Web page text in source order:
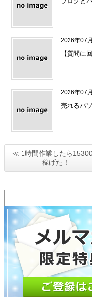
2026年07
【質問に
2026年07
売れるパ
≪ 1時間作業したら
稼げた！